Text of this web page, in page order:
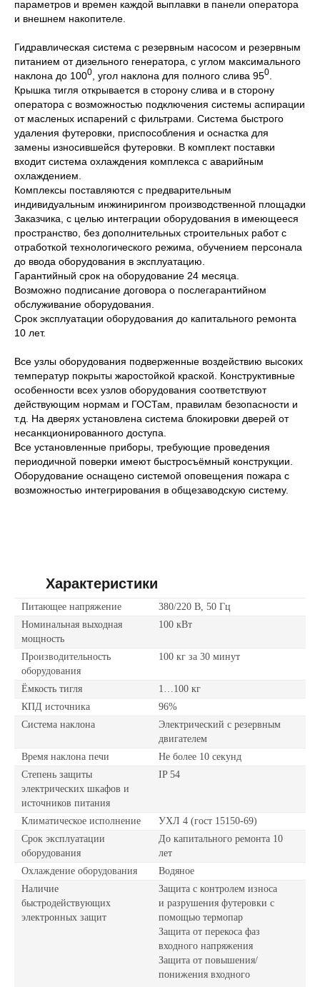
параметров и времен каждой выплавки в панели оператора
и внешнем накопителе.
Гидравлическая система с резервным насосом и резервным
питанием от дизельного генератора, с углом максимального
наклона до 1000, угол наклона для полного слива 950.
Крышка тигля открывается в сторону слива и в сторону
оператора с возможностью подключения системы аспирации
от масленых испарений с фильтрами. Система быстрого
удаления футеровки, приспособления и оснастка для
замены износившейся футеровки. В комплект поставки
входит система охлаждения комплекса с аварийным
охлаждением.
Комплексы поставляются с предварительным
индивидуальным инжинирингом производственной площадки
Заказчика, с целью интеграции оборудования в имеющееся
пространство, без дополнительных строительных работ с
отработкой технологического режима, обучением персонала
до ввода оборудования в эксплуатацию.
Гарантийный срок на оборудование 24 месяца.
Возможно подписание договора о послегарантийном
обслуживание оборудования.
Срок эксплуатации оборудования до капитального ремонта
10 лет.
Все узлы оборудования подверженные воздействию высоких
температур покрыты жаростойкой краской. Конструктивные
особенности всех узлов оборудования соответствуют
действующим нормам и ГОСТам, правилам безопасности и
т.д. На дверях установлена система блокировки дверей от
несанкционированного доступа.
Все установленные приборы, требующие проведения
периодичной поверки имеют быстросъёмный конструкции.
Оборудование оснащено системой оповещения пожара с
возможностью интегрирования в общезаводскую систему.
Характеристики
Питающее напряжение
380/220 В, 50 Гц
Номинальная выходная
мощность
100 кВт
Производительность
оборудования
100 кг за 30 минут
Ёмкость тигля
1…100 кг
КПД источника
96%
Система наклона
Электрический с резервным
двигателем
Время наклона печи
Не более 10 секунд
Степень защиты
электрических шкафов и
источников питания
IP 54
Климатическое исполнение
УХЛ 4 (гост 15150-69)
Срок эксплуатации
оборудования
До капитального ремонта 10
лет
Охлаждение оборудования
Водяное
Наличие
быстродействующих
электронных защит
Защита с контролем износа
и разрушения футеровки с
помощью термопар
Защита от перекоса фаз
входного напряжения
Защита от повышения/
понижения входного